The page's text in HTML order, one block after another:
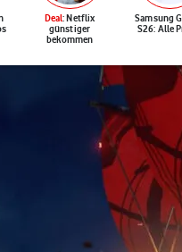
Deal: Netflix
günstiger
bekommen
Samsung
S26: Alle